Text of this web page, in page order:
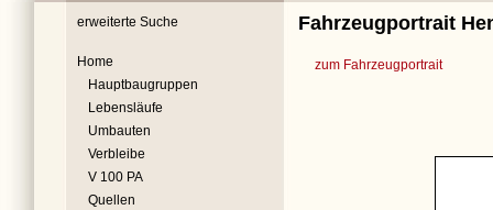
erweiterte Suche
Home
Hauptbaugruppen
Lebensläufe
Umbauten
Verbleibe
V 100 PA
Quellen
Fahrzeugportrait
zum Fahrzeugportrait